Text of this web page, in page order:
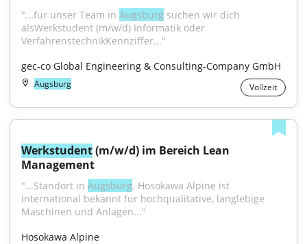
"...für unser Team in Augsburg suchen wir dich
alsWerkstudent (m/w/d) Informatik oder
VerfahrenstechnikKennziffer..."
gec-co Global Engineering & Consulting-Company GmbH
Augsburg Vollzeit
Werkstudent (m/w/d) im Bereich Lean
Management
"...Standort in Augsburg. Hosokawa Alpine ist
international bekannt für hochqualitative, langlebige
Maschinen und Anlagen..."
Hosokawa Alpine